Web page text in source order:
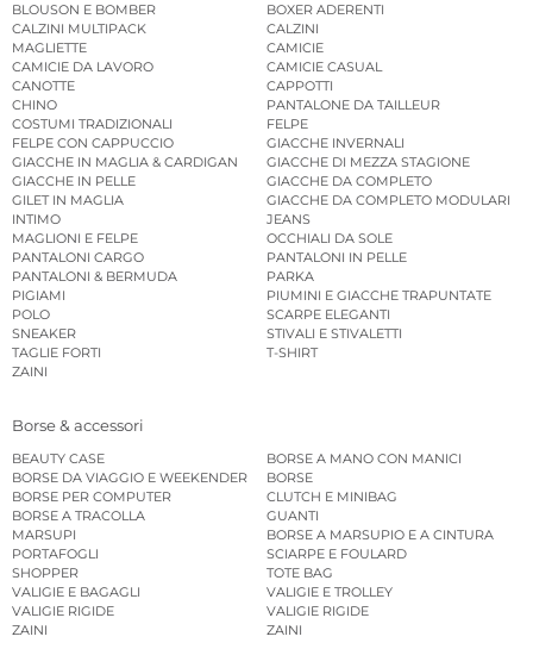
BLOUSON E BOMBER
BOXER ADERENTI
CALZINI MULTIPACK
CALZINI
MAGLIETTE
CAMICIE
CAMICIE DA LAVORO
CAMICIE CASUAL
CANOTTE
CAPPOTTI
CHINO
PANTALONE DA TAILLEUR
COSTUMI TRADIZIONALI
FELPE
FELPE CON CAPPUCCIO
GIACCHE INVERNALI
GIACCHE IN MAGLIA & CARDIGAN
GIACCHE DI MEZZA STAGIONE
GIACCHE IN PELLE
GIACCHE DA COMPLETO
GILET IN MAGLIA
GIACCHE DA COMPLETO MODULARI
INTIMO
JEANS
MAGLIONI E FELPE
OCCHIALI DA SOLE
PANTALONI CARGO
PANTALONI IN PELLE
PANTALONI & BERMUDA
PARKA
PIGIAMI
PIUMINI E GIACCHE TRAPUNTATE
POLO
SCARPE ELEGANTI
SNEAKER
STIVALI E STIVALETTI
TAGLIE FORTI
T-SHIRT
ZAINI
Borse & accessori
BEAUTY CASE
BORSE A MANO CON MANICI
BORSE DA VIAGGIO E WEEKENDER
BORSE
BORSE PER COMPUTER
CLUTCH E MINIBAG
BORSE A TRACOLLA
GUANTI
MARSUPI
BORSE A MARSUPIO E A CINTURA
PORTAFOGLI
SCIARPE E FOULARD
SHOPPER
TOTE BAG
VALIGIE E BAGAGLI
VALIGIE E TROLLEY
VALIGIE RIGIDE
VALIGIE RIGIDE
ZAINI
ZAINI